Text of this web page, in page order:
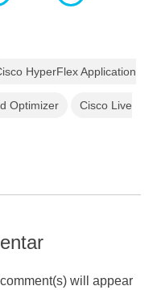
HyperFlex Application
Optimizer Cisco Live
will appear